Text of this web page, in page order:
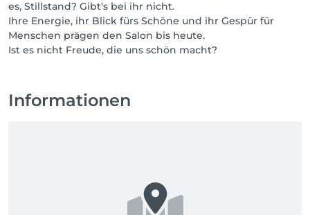
es, Stillstand? Gibt's bei ihr nicht.
Ihre Energie, ihr Blick fürs Schöne und ihr Gespür für
Menschen prägen den Salon bis heute.
Ist es nicht Freude, die uns schön macht?
Informationen